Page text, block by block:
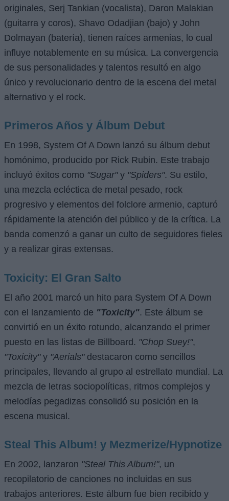
originales, Serj Tankian (vocalista), Daron Malakian
(guitarra y coros), Shavo Odadjian (bajo) y John
Dolmayan (batería), tienen raíces armenias, lo cual
influye notablemente en su música. La convergencia
de sus personalidades y talentos resultó en algo
único y revolucionario dentro de la escena del metal
alternativo y el rock.
Primeros Años y Álbum Debut
En 1998, System Of A Down lanzó su álbum debut
homónimo, producido por Rick Rubin. Este trabajo
incluyó éxitos como "Sugar"y "Spiders". Su estilo,
una mezcla ecléctica de metal pesado, rock
progresivo y elementos del folclore armenio, capturó
rápidamente la atención del público y de la crítica. La
banda comenzó a ganar un culto de seguidores fieles
y a realizar giras extensas.
Toxicity: El Gran Salto
El año 2001 marcó un hito para System Of A Down
con el lanzamiento de "Toxicity". Este álbum se
convirtió en un éxito rotundo, alcanzando el primer
puesto en las listas de Billboard. "Chop Suey!",
"Toxicity"y "Aerials"destacaron como sencillos
principales, llevando al grupo al estrellato mundial. La
mezcla de letras sociopolíticas, ritmos complejos y
melodías pegadizas consolidó su posición en la
escena musical.
Steal This Album! y Mezmerize/Hypnotize
En 2002, lanzaron "Steal This Album!", un
recopilatorio de canciones no incluidas en sus
trabajos anteriores. Este álbum fue bien recibido y